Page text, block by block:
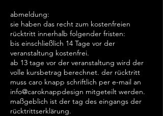
abmeldung:
sie haben das recht zum kostenfreien
rücktritt innerhalb folgender fristen:
bis einschließlich 14 Tage vor der
veranstaltung kostenfrei.
ab 13 tage vor der veranstaltung wird der
volle kursbetrag berechnet. der rücktritt
muss caro knapp schriftlich per e-mail an
info@caroknappdesign mitgeteilt werden.
maßgeblich ist der tag des eingangs der
rücktrittserklärung.